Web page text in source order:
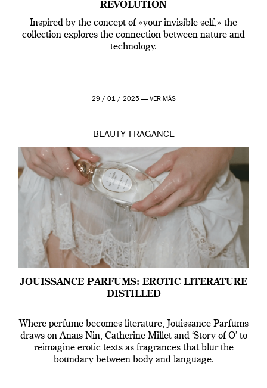
REVOLUTION
Inspired by the concept of «your invisible self,» the
collection explores the connection between nature and
technology.
29 / 01 / 2025 — VER MÁS
BEAUTY FRAGANCE
JOUISSANCE PARFUMS: EROTIC LITERATURE
DISTILLED
Where perfume becomes literature, Jouissance Parfums
draws on Anaïs Nin, Catherine Millet and ‘Story of O’ to
reimagine erotic texts as fragrances that blur the
boundary between body and language.